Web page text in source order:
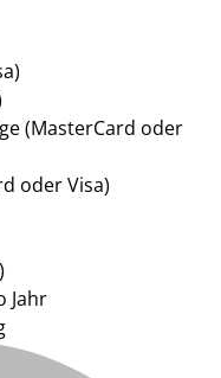
(MasterCard oder
oder Visa)
Jahr